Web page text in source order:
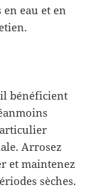
eau et en
bénéficient
Arrosez
et maintenez
sèches.